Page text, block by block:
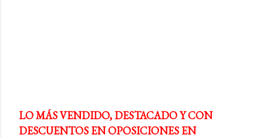
LO MÁS VENDIDO, DESTACADO Y CON
DESCUENTOS EN OPOSICIONES EN